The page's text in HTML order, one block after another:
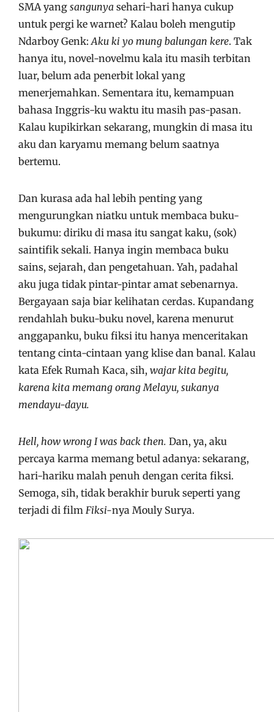
SMA yang sangunya sehari-hari hanya cukup
untuk pergi ke warnet? Kalau boleh mengutip
Ndarboy Genk:Aku ki yo mung balungan kere. Tak
hanya itu, novel-novelmu kala itu masih terbitan
luar, belum ada penerbit lokal yang
menerjemahkan. Sementara itu, kemampuan
bahasa Inggris-ku waktu itu masih pas-pasan.
Kalau kupikirkan sekarang, mungkin di masa itu
aku dan karyamu memang belum saatnya
bertemu.
Dan kurasa ada hal lebih penting yang
mengurungkan niatku untuk membaca buku-
bukumu: diriku di masa itu sangat kaku, (sok)
saintifik sekali. Hanya ingin membaca buku
sains, sejarah, dan pengetahuan. Yah, padahal
aku juga tidak pintar-pintar amat sebenarnya.
Bergayaan saja biar kelihatan cerdas. Kupandang
rendahlah buku-buku novel, karena menurut
anggapanku, buku fiksi itu hanya menceritakan
tentang cinta-cintaan yang klise dan banal. Kalau
kata Efek Rumah Kaca, sih, wajar kita begitu,
karena kita memang orang Melayu, sukanya
mendayu-dayu.
Hell, how wrong I was back then. Dan, ya, aku
percaya karma memang betul adanya: sekarang,
hari-hariku malah penuh dengan cerita fiksi.
Semoga, sih, tidak berakhir buruk seperti yang
terjadi di film Fiksi-nya Mouly Surya.